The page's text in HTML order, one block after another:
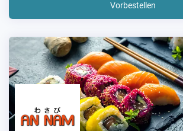
Vorbestellen